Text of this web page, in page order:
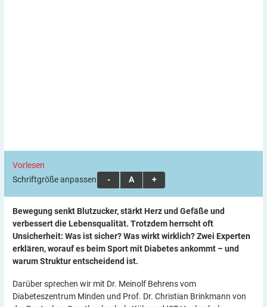
Vorlesen
Schriftgröße anpassen:
A A A
Bewegung senkt Blutzucker, stärkt Herz und Gefäße und
verbessert die Lebensqualität. Trotzdem herrscht oft
Unsicherheit: Was ist sicher? Was wirkt wirklich? Zwei Experten
erklären, worauf es beim Sport mit Diabetes ankommt – und
warum Struktur entscheidend ist.
Darüber sprechen wir mit Dr. Meinolf Behrens vom
Diabeteszentrum Minden und Prof. Dr. Christian Brinkmann von